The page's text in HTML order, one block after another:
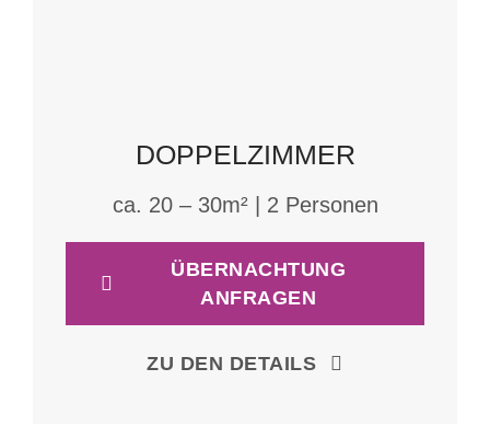
DOPPELZIMMER
ca. 20 – 30m² | 2 Personen
ÜBERNACHTUNG
ANFRAGEN
ZU DEN DETAILS